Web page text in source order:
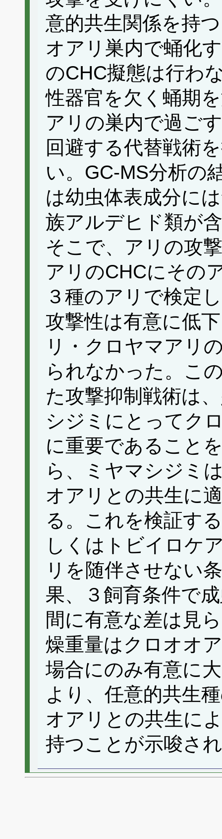
意的共生関係を持
オアリ巣内で蛹化
のCHC擬態は行わ
性器官を欠く蛹期
アリの巣内で過ご
回避する代替戦術
い。GC-MS分析の
は幼虫体表成分に
族アルデヒド類が
そこで、アリの攻
アリのCHCにその
３種のアリで検定
攻撃性は有意に低
リ・クロヤマアリ
られなかった。こ
た攻撃抑制戦術は
シジミにとってク
に重要であること
ら、ミヤマシジミ
オアリとの共生に
る。これを検証す
しくはトビイロケ
リを随伴させない
果、３飼育条件で
間に有意な差は見
燥重量はクロオオ
場合にのみ有意に
より、任意的共生
オアリとの共生に
持つことが示唆さ